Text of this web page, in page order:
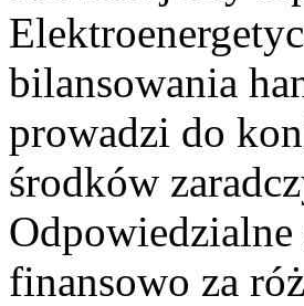
bilansowania
prowadzi do
środków
finansowo za